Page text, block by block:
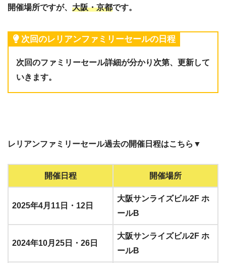
開催場所ですが、 大阪・京都です。
次回のレリアンファミリーセールの日程
次回のファミリーセール詳細が分かり次第、更新して
いきます。
レリアンファミリーセール過去の開催日程はこちら▼
開催日程 開催場所
2025年4月11日・12日
大阪サンライズビル2F ホ
ールB
2024年10月25日・26日
大阪サンライズビル2F ホ
ールB